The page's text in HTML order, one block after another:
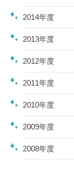
2014年度
2013年度
2012年度
2011年度
2010年度
2009年度
2008年度